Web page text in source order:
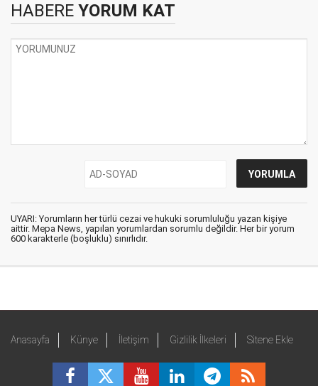
HABERE YORUM KAT
UYARI: Yorumların her türlü cezai ve hukuki sorumluluğu yazan kişiye
aittir. Mepa News, yapılan yorumlardan sorumlu değildir. Her bir yorum
600 karakterle (boşluklu) sınırlıdır.
Anasayfa Künye İletişim Gizlilik İlkeleri Sitene Ekle